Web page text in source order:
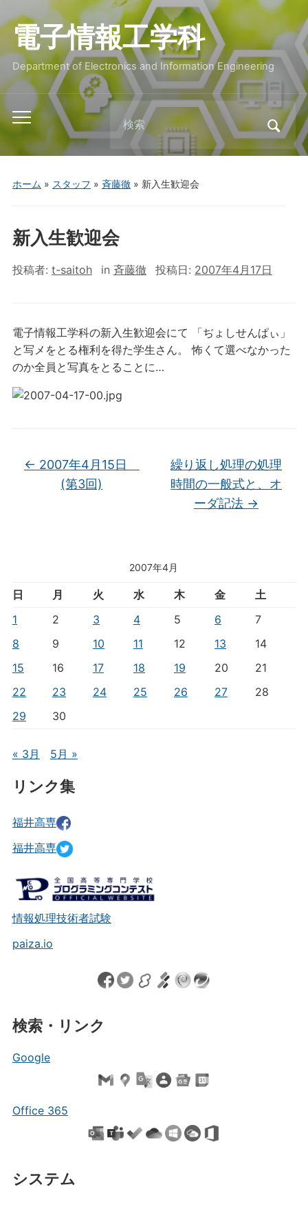
電子情報工学科
Department of Electronics and Information Engineering
Toggle
mobile
menu
Search
for:
ホーム » スタッフ » 斉藤徹» 新入生歓迎会
2007年4月
日 月 火 水 木 金
土
1
2 3 4 5 6
7
8
9 10 11 12 13
14
15
16 17 18 19 20
21
22
23 24 25 26 27
28
29
30
« 3月 5月 »
リンク集
福井高専
福井高専
情報処理技術者試験
paiza.io
検索・リンク
Google
Office 365
新入生歓迎会
投稿者: t-saitoh in 斉藤徹 投稿日: 2007年4月17日
電子情報工学科の新入生歓迎会にて 「ぢょしせんぱぃ」
と写メをとる権利を得た学生さん。 怖くて選べなかった
のか全員と写真をとることに…
← 2007年4月15日
(第3回)
繰り返し処理の処理
時間の一般式と、オ
ーダ記法 →
システム